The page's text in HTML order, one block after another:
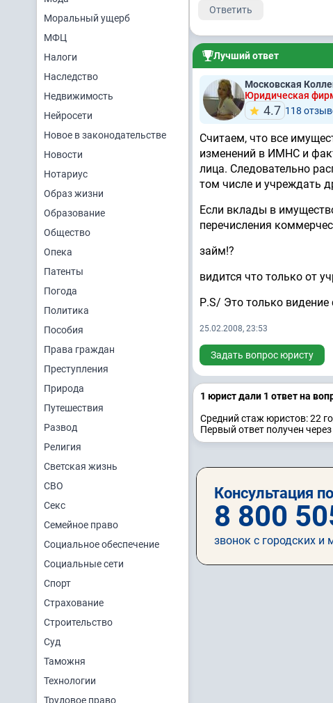
Моральный ущерб
МФЦ
Налоги
Наследство
Недвижимость
Нейросети
Новое в законодательстве
Новости
Нотариус
Образ жизни
Образование
Общество
Опека
Патенты
Погода
Политика
Пособия
Права граждан
Преступления
Природа
Путешествия
Развод
Религия
Светская жизнь
СВО
Секс
Семейное право
Социальное обеспечение
Социальные сети
Спорт
Страхование
Строительство
Суд
Таможня
Технологии
Трудовое право
Ответить
Лучший ответ
Московская
Юридическая
4.7 118
Считаем, что все
изменений в ИМНС и
лица. Следовательно
том числе и учреждать
Если вклады в
перечисления
займ!?
видится что только от
Р.S/ Это только видение
25.02.2008, 23:53
Задать вопрос юристу
1 юрист дали 1 ответ на
Средний стаж юристов: 22
Первый ответ получен через
Консультация
8 800
звонок с городских и